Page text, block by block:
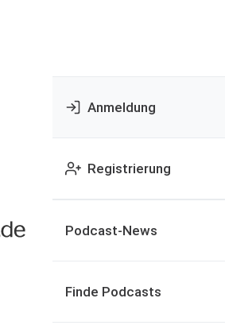
Anmeldung
Registrierung
Podcast-News
Finde Podcasts